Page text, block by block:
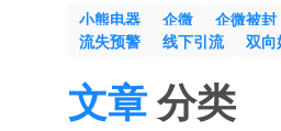
小熊电器 企微 企微被封
流失预警
线下引流 双向
文章分类